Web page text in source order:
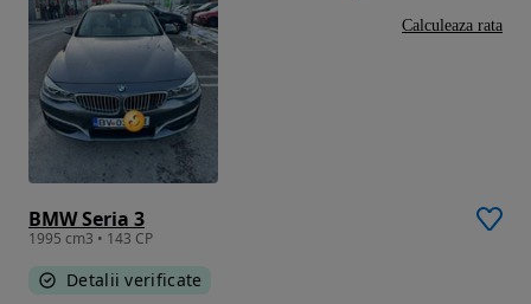
BMW Seria 3
1995 cm3 • 143 CP
Detalii verificate
Calculeaza rata